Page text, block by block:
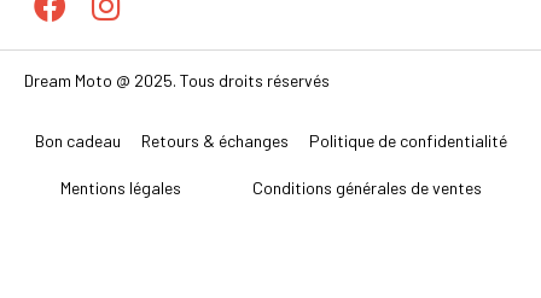
Dream Moto @ 2025. Tous droits réservés
Bon cadeau Retours & échanges Politique de confidentialité
Mentions légales Conditions générales de ventes